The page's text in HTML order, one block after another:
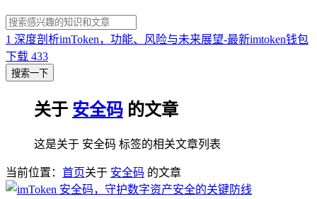
1 深度剖析imToken，功能、风险与未来展望-最新imtoken钱包
下载 433
搜索一下
关于 安全码 的文章
这是关于 安全码 标签的相关文章列表
当前位置： 首页关于 安全码 的文章